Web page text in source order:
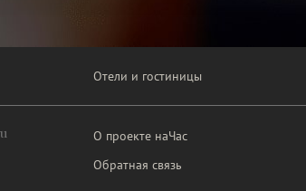
Отели и гостиницы
О проекте наЧас
Обратная связь